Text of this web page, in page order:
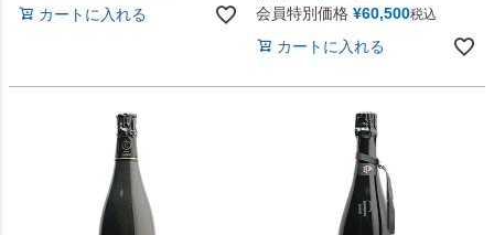
カートに入れる 会員特別価格 ¥60,500税込
カートに入れる